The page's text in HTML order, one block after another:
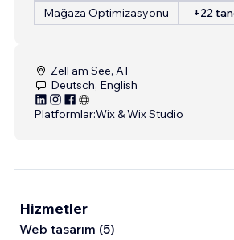
Mağaza Optimizasyonu
+22
Zell am See, AT
Deutsch, English
Platformlar:Wix & Wix Studio
Hizmetler
Web tasarım (5)